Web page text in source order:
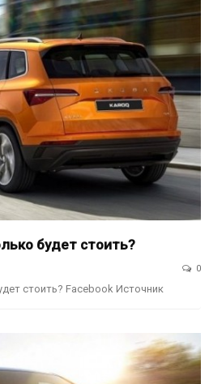
будет стоить?
0
стоить? Facebook Источник